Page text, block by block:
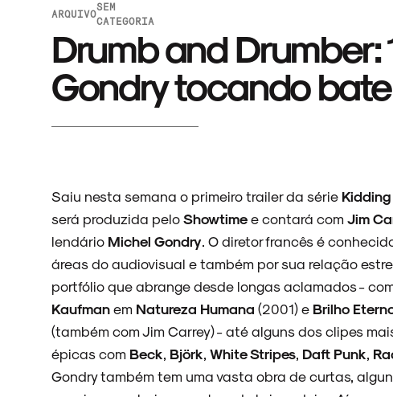
ARQUIVO
SEM
CATEGORIA
Drumb and Drumber:
Gondry tocando
Saiu nesta semana o primeiro trailer da série Kidding
será produzida peloShowtimee contará comJim
lendário Michel Gondry . O diretor francês é
áreas do audiovisual e também por sua relação
portfólio que abrange desde longas aclamados -
Kaufmanem Natureza Humana (2001) e Brilho
(também com Jim Carrey) - até alguns dos clipes
épicas com Beck Björk White Stripes Daft Punk
Gondry também tem uma vasta obra de curtas,